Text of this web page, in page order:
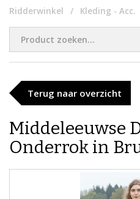
Ridderwinkel Kleding - Acc.
Terug naar overzicht
Middeleeuwse​​
Onderrok in